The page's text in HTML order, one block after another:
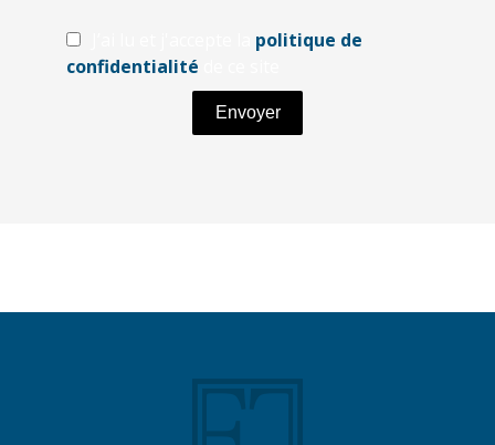
politique de
confidentialité
Envoyer